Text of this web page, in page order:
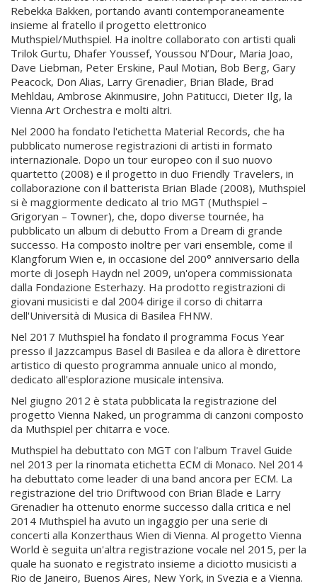
Rebekka Bakken, portando avanti contemporaneamente
insieme al fratello il progetto elettronico
Muthspiel/Muthspiel. Ha inoltre collaborato con artisti quali
Trilok Gurtu, Dhafer Youssef, Youssou N’Dour, Maria Joao,
Dave Liebman, Peter Erskine, Paul Motian, Bob Berg, Gary
Peacock, Don Alias, Larry Grenadier, Brian Blade, Brad
Mehldau, Ambrose Akinmusire, John Patitucci, Dieter Ilg, la
Vienna Art Orchestra e molti altri.
Nel 2000 ha fondato l'etichetta Material Records, che ha
pubblicato numerose registrazioni di artisti in formato
internazionale. Dopo un tour europeo con il suo nuovo
quartetto (2008) e il progetto in duo Friendly Travelers, in
collaborazione con il batterista Brian Blade (2008), Muthspiel
si è maggiormente dedicato al trio MGT (Muthspiel –
Grigoryan – Towner), che, dopo diverse tournée, ha
pubblicato un album di debutto From a Dream di grande
successo. Ha composto inoltre per vari ensemble, come il
Klangforum Wien e, in occasione del 200° anniversario della
morte di Joseph Haydn nel 2009, un'opera commissionata
dalla Fondazione Esterhazy. Ha prodotto registrazioni di
giovani musicisti e dal 2004 dirige il corso di chitarra
dell'Università di Musica di Basilea FHNW.
Nel 2017 Muthspiel ha fondato il programma Focus Year
presso il Jazzcampus Basel di Basilea e da allora è direttore
artistico di questo programma annuale unico al mondo,
dedicato all'esplorazione musicale intensiva.
Nel giugno 2012 è stata pubblicata la registrazione del
progetto Vienna Naked, un programma di canzoni composto
da Muthspiel per chitarra e voce.
Muthspiel ha debuttato con MGT con l'album Travel Guide
nel 2013 per la rinomata etichetta ECM di Monaco. Nel 2014
ha debuttato come leader di una band ancora per ECM. La
registrazione del trio Driftwood con Brian Blade e Larry
Grenadier ha ottenuto enorme successo dalla critica e nel
2014 Muthspiel ha avuto un ingaggio per una serie di
concerti alla Konzerthaus Wien di Vienna. Al progetto Vienna
World è seguita un'altra registrazione vocale nel 2015, per la
quale ha suonato e registrato insieme a diciotto musicisti a
Rio de Janeiro, Buenos Aires, New York, in Svezia e a Vienna.